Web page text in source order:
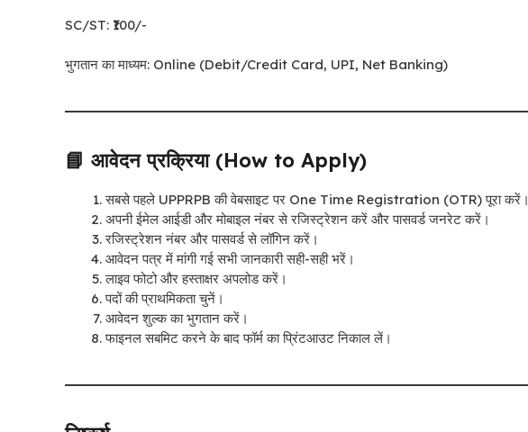
SC/ST: ₹100/-
भुगतान का माध्यम: Online (Debit/Credit Card, UPI, Net Banking)
📘 आवेदन प्रक्रिया (How to Apply)
सबसे पहले UPPRPB की वेबसाइट पर One Time Registration (OTR) पूरा करें।
अपनी ईमेल आईडी और मोबाइल नंबर से रजिस्ट्रेशन करें और पासवर्ड जनरेट करें।
रजिस्ट्रेशन नंबर और पासवर्ड से लॉगिन करें।
आवेदन पत्र में मांगी गई सभी जानकारी सही-सही भरें।
लाइव फोटो और हस्ताक्षर अपलोड करें।
पदों की प्राथमिकता चुनें।
आवेदन शुल्क का भुगतान करें।
फाइनल सबमिट करने के बाद फॉर्म का प्रिंटआउट निकाल लें।